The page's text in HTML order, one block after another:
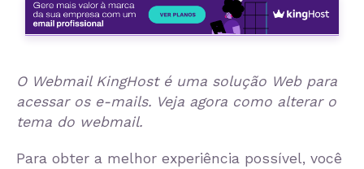
O Webmail KingHost é uma solução Web para
acessar os e-mails. Veja agora como alterar o
tema do webmail.
Para obter a melhor experiência possível, você